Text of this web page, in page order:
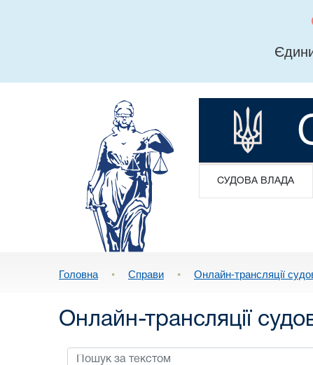
СУДОВА ВЛАДА
Головна • Справи • Онлайн-трансляції
Онлайн-трансляції